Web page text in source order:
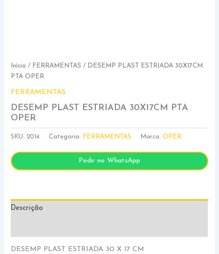
Início / FERRAMENTAS / DESEMP PLAST ESTRIADA 30X17CM
PTA OPER
FERRAMENTAS
DESEMP PLAST ESTRIADA 30X17CM PTA
OPER
SKU: 2014 Categoria: FERRAMENTAS Marca:OPER
Pedir no WhatsApp
Descrição
DESEMP PLAST ESTRIADA 30 X 17 CM